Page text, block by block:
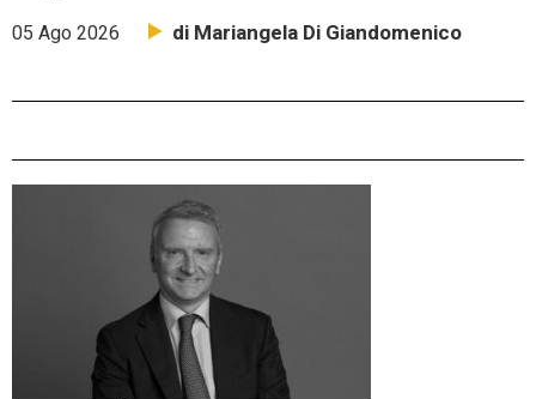
05 Ago 2026 di Mariangela Di Giandomenico